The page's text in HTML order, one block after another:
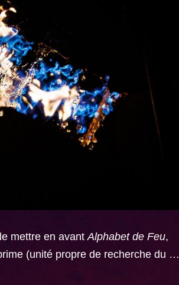
mettre en avant Alphabet de Feu,
(unité propre de recherche du …